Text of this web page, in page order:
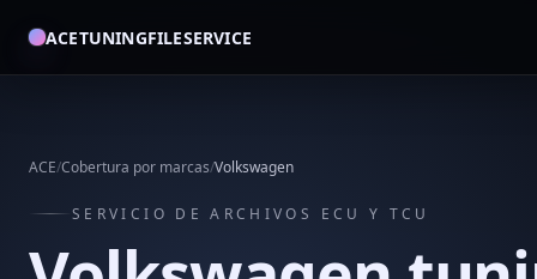
ACETUNINGFILESERVICE
ACE/Cobertura por marcas/Volkswagen
SERVICIO DE ARCHIVOS ECU Y TCU